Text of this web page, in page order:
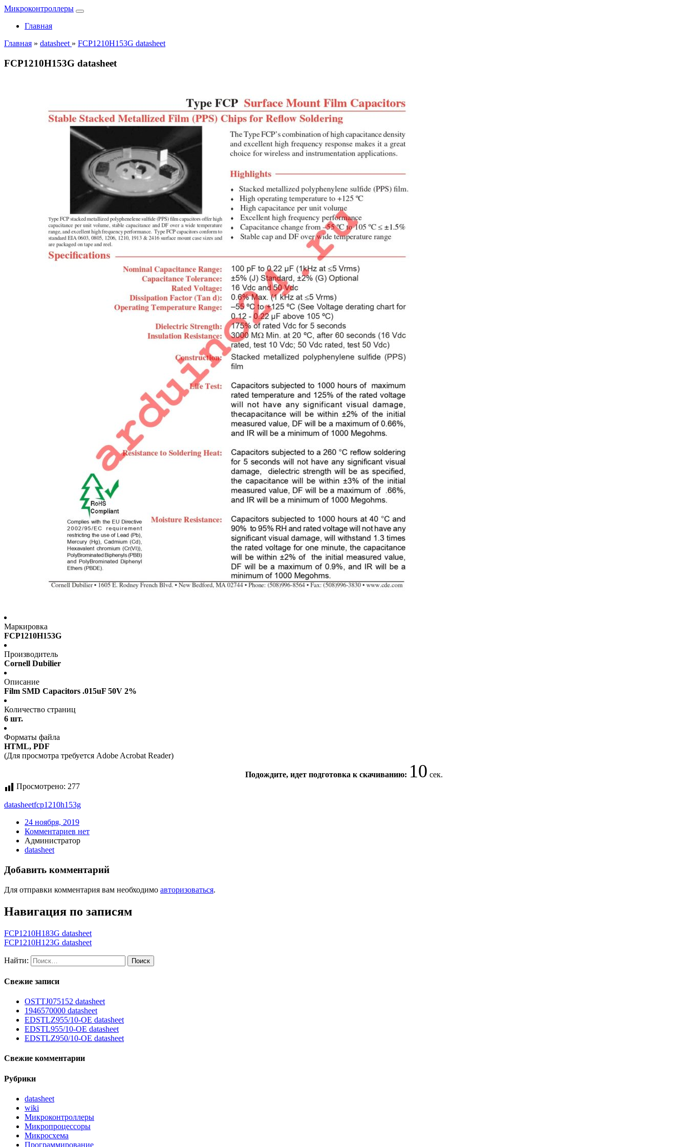
Микроконтроллеры
Главная
Главная » datasheet » FCP1210H153G datasheet
FCP1210H153G datasheet
Маркировка
FCP1210H153G
Производитель
Cornell Dubilier
Описание
Film SMD Capacitors .015uF 50V 2%
Количество страниц
6 шт.
Форматы файла
HTML, PDF
(Для просмотра требуется Adobe Acrobat Reader)
Подождите, идет подготовка к скачиванию: 10 сек.
Просмотрено: 277
datasheetfcp1210h153g
24 ноября, 2019
Комментариев нет
Администратор
datasheet
Добавить комментарий
Для отправки комментария вам необходимо авторизоваться.
Навигация по записям
FCP1210H183G datasheet
FCP1210H123G datasheet
Найти:
Свежие записи
OSTTJ075152 datasheet
1946570000 datasheet
EDSTLZ955/10-OE datasheet
EDSTL955/10-OE datasheet
EDSTLZ950/10-OE datasheet
Свежие комментарии
Рубрики
datasheet
wiki
Микроконтроллеры
Микропроцессоры
Микросхема
Программирование